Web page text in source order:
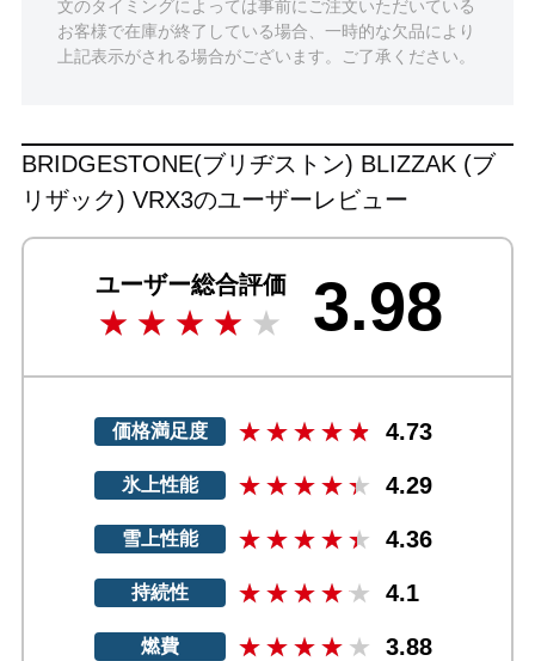
文のタイミングによっては事前にご注文いただいている
お客様で在庫が終了している場合、一時的な欠品により
上記表示がされる場合がございます。ご了承ください。
BRIDGESTONE(ブリヂストン) BLIZZAK (ブ
リザック) VRX3のユーザーレビュー
ユーザー総合評価 3.98
価格満足度 4.73
氷上性能 4.29
雪上性能 4.36
持続性 4.1
燃費 3.88